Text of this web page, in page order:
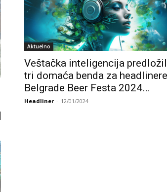
Aktuelno
Veštačka inteligencija
tri domaća benda za headlinere
Belgrade Beer Festa 2024…
Headliner - 12/01/2024